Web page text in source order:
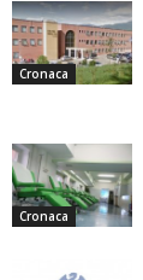
Cronaca
Cronaca